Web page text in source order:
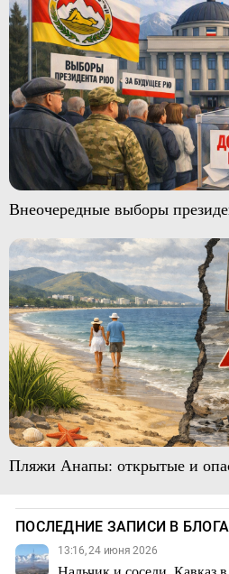
Внеочередные выборы
Пляжи Анапы: открытые и
ПОСЛЕДНИЕ ЗАПИСИ В
13:16, 24 июня 2026